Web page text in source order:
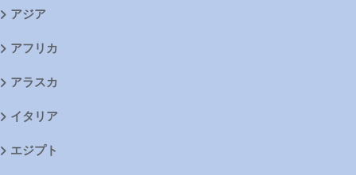
アジア
アフリカ
アラスカ
イタリア
エジプト